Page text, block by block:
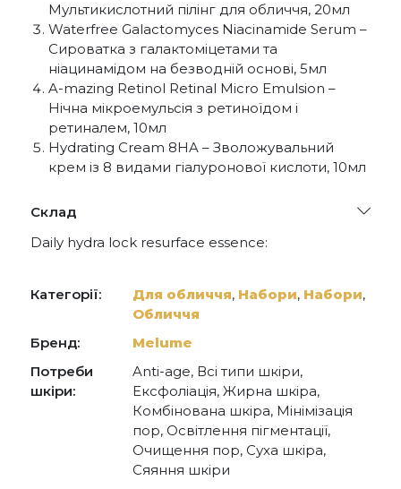
Мультикислотний пілінг для обличчя, 20мл
Waterfree Galactomyces Niacinamide Serum –
Сироватка з галактоміцетами та
ніацинамідом на безводній основі, 5мл
A-mazing Retinol Retinal Micro Emulsion –
Нічна мікроемульсія з ретиноїдом і
ретиналем, 10мл
Hydrating Cream 8HA – Зволожувальний
крем із 8 видами гіалуронової кислоти, 10мл
Склад
Daily hydra lock resurface essence:
kdalton hyaluronic acid,panthenol, gmod™
complex
Pro-strength multi-acid micro peel³ :
10% acids, papaya enzymes, gmod™ complex,
micro-polishing bamboo particles, provitamin b5,
hyaluronic acid, panthenol, arginine
Water-free niacinamide galactomyces serum:
10% niacinamide, 80% galactomyces ferment
filtrate, gmod™ complex, tranexamic acid, snow
mushroom, vitamin e
Hydrating cream 8ha:
8 molecular sizes of hyaluronic acid, biomimetic
Категорії: Для обличчя, Набори, Набори,
Обличчя
Бренд:
Melume
Потреби
шкіри:
Anti-age, Всі типи шкіри,
Ексфоліація, Жирна шкіра,
Комбінована шкіра, Мінімізація
пор, Освітлення пігментації,
Очищення пор, Суха шкіра,
Сяяння шкіри